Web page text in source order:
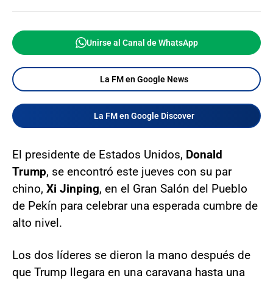
Unirse al Canal de WhatsApp
La FM en Google News
La FM en Google Discover
El presidente de Estados Unidos, Donald
Trump, se encontró este jueves con su par
chino, Xi Jinping, en el Gran Salón del Pueblo
de Pekín para celebrar una esperada cumbre de
alto nivel.
Los dos líderes se dieron la mano después de
que Trump llegara en una caravana hasta una